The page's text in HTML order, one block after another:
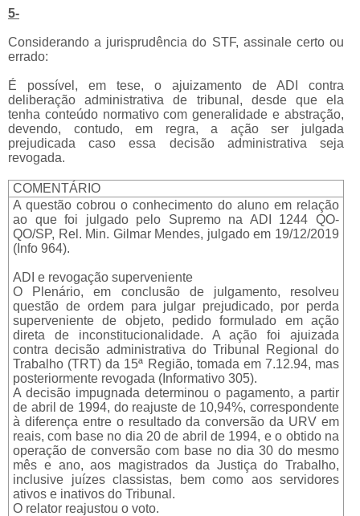
5-
Considerando a jurisprudência do STF, assinale certo ou
errado:
É possível, em tese, o ajuizamento de ADI contra
deliberação administrativa de tribunal, desde que ela
tenha conteúdo normativo com generalidade e abstração,
devendo, contudo, em regra, a ação ser julgada
prejudicada caso essa decisão administrativa seja
revogada.
COMENTÁRIO
A questão cobrou o conhecimento do aluno em relação
ao que foi julgado pelo Supremo na ADI 1244 QO-
QO/SP, Rel. Min. Gilmar Mendes, julgado em 19/12/2019
(Info 964).
ADI e revogação superveniente
O Plenário, em conclusão de julgamento, resolveu
questão de ordem para julgar prejudicado, por perda
superveniente de objeto, pedido formulado em ação
direta de inconstitucionalidade. A ação foi ajuizada
contra decisão administrativa do Tribunal Regional do
Trabalho (TRT) da 15ª Região, tomada em 7.12.94, mas
posteriormente revogada (Informativo 305).
A decisão impugnada determinou o pagamento, a partir
de abril de 1994, do reajuste de 10,94%, correspondente
à diferença entre o resultado da conversão da URV em
reais, com base no dia 20 de abril de 1994, e o obtido na
operação de conversão com base no dia 30 do mesmo
mês e ano, aos magistrados da Justiça do Trabalho,
inclusive juízes classistas, bem como aos servidores
ativos e inativos do Tribunal.
O relator reajustou o voto.